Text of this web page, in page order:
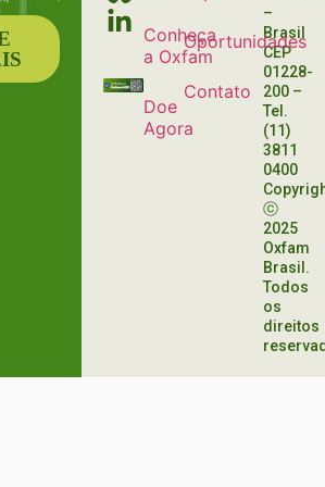
Conheça
a Oxfam
Doe
Agora
Oportunidades
Contato
–
Brasil
CEP
01228-
200 –
Tel.
(11)
3811
0400
ⓒ
2025
Oxfam
Brasil.
Todos
os
direitos